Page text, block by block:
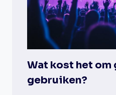
Wat kost het om
gebruiken?